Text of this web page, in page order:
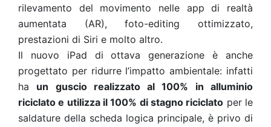
rilevamento del movimento nelle app di realtà
aumentata (AR), foto-editing ottimizzato,
prestazioni di Siri e molto altro.
Il nuovo iPad di ottava generazione è anche
progettato per ridurre l’impatto ambientale: infatti
ha un guscio realizzato al 100% in alluminio
riciclato e utilizza il 100% di stagno riciclato per le
saldature della scheda logica principale, è privo di